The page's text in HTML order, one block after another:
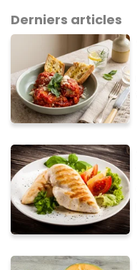
Derniers articles